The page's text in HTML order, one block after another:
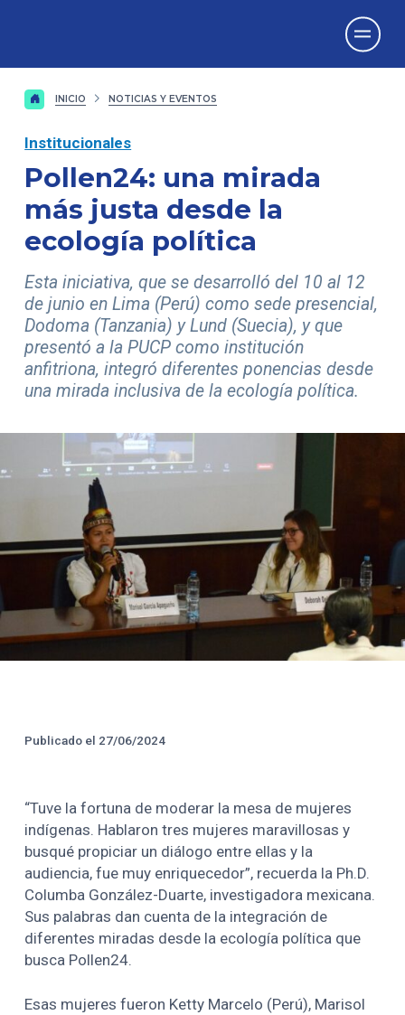
INICIO NOTICIAS Y EVENTOS
Institucionales
Pollen24: una mirada
más justa desde la
ecología política
Esta iniciativa, que se desarrolló del 10 al 12
de junio en Lima (Perú) como sede presencial,
Dodoma (Tanzania) y Lund (Suecia), y que
presentó a la PUCP como institución
anfitriona, integró diferentes ponencias desde
una mirada inclusiva de la ecología política.
Créditos y Fecha de
Publicado el 27/06/2024
“Tuve la fortuna de moderar la mesa de mujeres
indígenas. Hablaron tres mujeres maravillosas y
busqué propiciar un diálogo entre ellas y la
audiencia, fue muy enriquecedor”, recuerda la Ph.D.
Columba González-Duarte, investigadora mexicana.
Sus palabras dan cuenta de la integración de
diferentes miradas desde la ecología política que
busca Pollen24.
Esas mujeres fueron Ketty Marcelo (Perú), Marisol